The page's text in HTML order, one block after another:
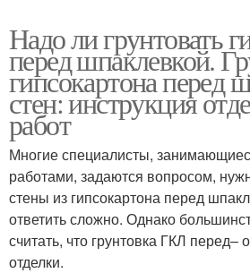
Надо ли грунтовать
перед шпаклевкой.
гипсокартона перед
стен: инструкция
работ
Многие специалисты,
работами, задаются вопросом,
стены из гипсокартона перед
ответить сложно. Однако
считать, что грунтовка ГКЛ перед–
отделки.